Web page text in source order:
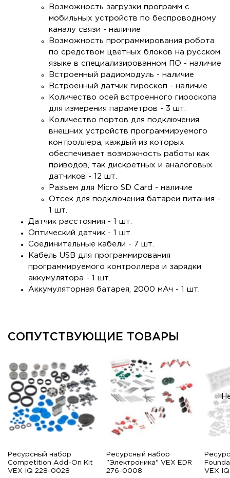
Возможность загрузки программ с
мобильных устройств по беспроводному
каналу связи - наличие
Возможность программирования робота
по средством цветных блоков на русском
языке в специализированном ПО - наличие
Встроенный радиомодуль - наличие
Встроенный датчик гироскоп - наличие
Количество осей встроенного гироскопа
для измерения параметров - 3 шт.
Количество портов для подключения
внешних устройств программируемого
контроллера, каждый из которых
обеспечивает возможность работы как
приводов, так дискретных и аналоговых
датчиков - 12 шт.
Разъем для Micro SD Card - наличие
Отсек для подключения батареи питания -
1 шт.
Датчик расстояния - 1 шт.
Оптический датчик - 1 шт.
Соединительные кабели - 7 шт.
Кабель USB для программирования
программируемого контроллера и зарядки
аккумулятора - 1 шт.
Аккумуляторная батарея, 2000 мАч - 1 шт.
СОПУТСТВУЮЩИЕ ТОВАРЫ
Ресурсный набор
Competition Add-On Kit
VEX IQ 228-0028
Ресурсный набор
"Электроника" VEX EDR
276-0008
VEX